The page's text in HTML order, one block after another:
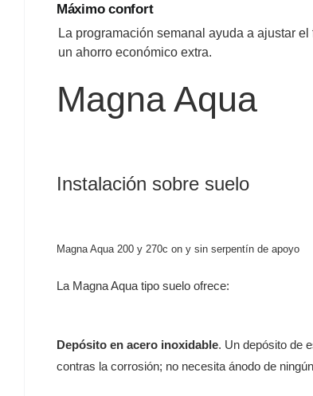
Máximo confort
La programación semanal ayuda a ajustar
un ahorro económico extra.
Magna Aqua
Instalación sobre suelo
Magna Aqua 200 y 270c on y sin serpentín de apoyo
La Magna Aqua tipo suelo ofrece:
Depósito en acero inoxidable. Un depósito de
contras la corrosión; no necesita ánodo de